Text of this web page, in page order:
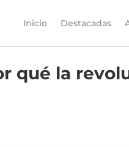
Inicio Destacadas
qué la